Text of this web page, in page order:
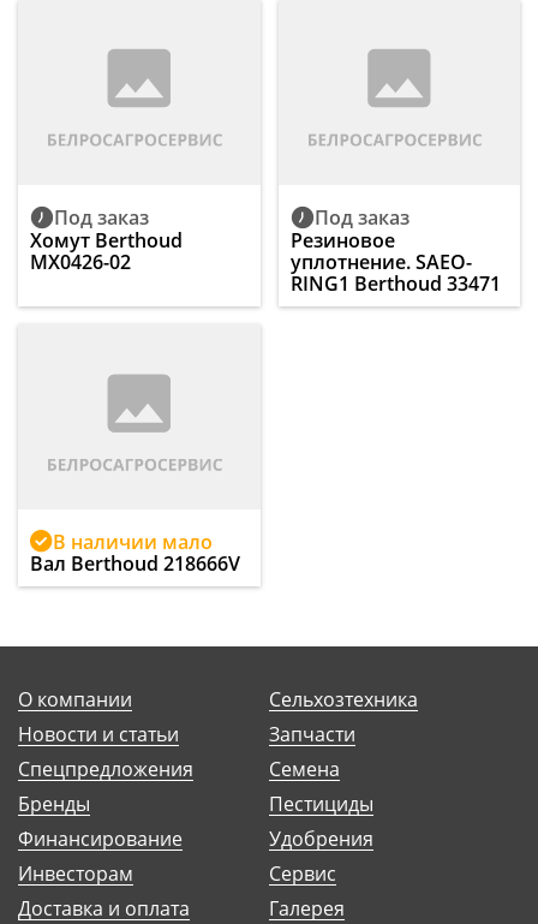
Под заказ
Хомут Berthoud
MX0426-02
Под заказ
Резиновое
уплотнение. SAEO-
RING1 Berthoud 33471
В наличии мало
Вал Berthoud 218666V
О компании
Новости и статьи
Спецпредложения
Бренды
Финансирование
Инвесторам
Доставка и оплата
Сельхозтехника
Запчасти
Семена
Пестициды
Удобрения
Сервис
Галерея